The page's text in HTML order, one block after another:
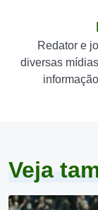
Redator e
diversas
Veja